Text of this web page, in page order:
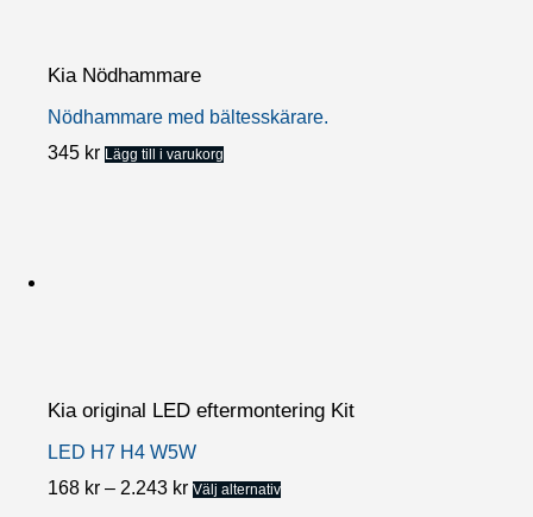
Kia Nödhammare
Nödhammare med bältesskärare.
345 kr Lägg till i varukorg
Kia original LED eftermontering Kit
LED H7 H4 W5W
168 kr – 2.243 krPrisintervall:
168 kr
Välj alternativDen